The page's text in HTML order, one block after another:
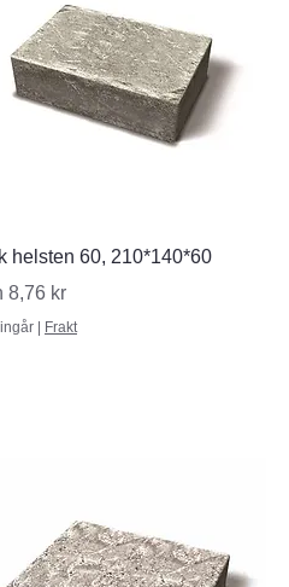
Snabbvisning
helsten 60, 210*140*60
8,76 kr
| Frakt